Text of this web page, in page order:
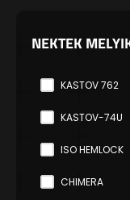
NEKTEK
KASTOV 762
KASTOV-74U
ISO HEMLOCK
CHIMERA